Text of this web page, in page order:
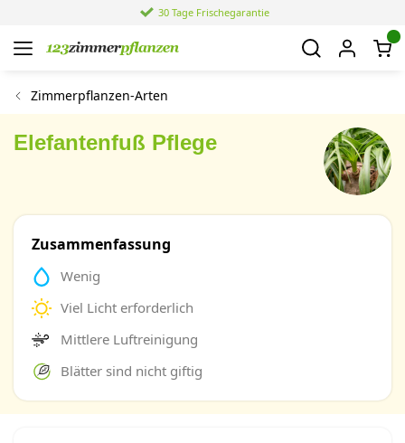
4,4 von 6.021 Bewertungen
Zimmerpflanzen-Arten
Elefantenfuß Pflege
Zusammenfassung
Wenig
Viel Licht erforderlich
Mittlere Luftreinigung
Blätter sind nicht giftig